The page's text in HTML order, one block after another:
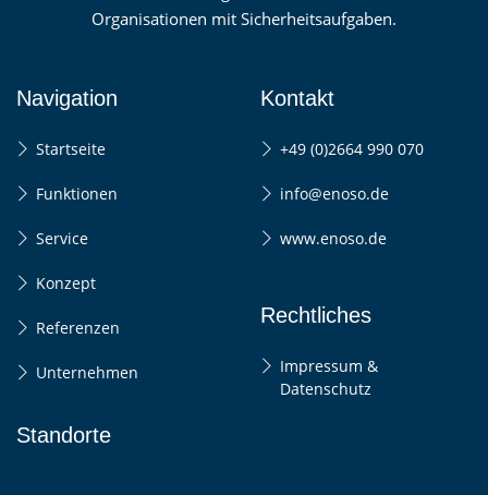
Organisationen mit Sicherheitsaufgaben.
Navigation
Startseite
Funktionen
Service
Konzept
Referenzen
Unternehmen
Kontakt
+49 (0)2664 990 070
info@enoso.de
www.enoso.de
Rechtliches
Impressum &
Datenschutz
Standorte